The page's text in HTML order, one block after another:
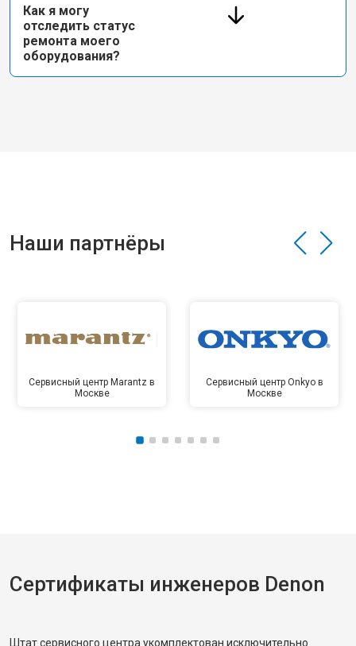
Как я могу
отследить статус
ремонта моего
оборудования?
Наши партнёры
Сервисный центр Marantz в
Москве
Сервисный центр Onkyo в
Москве
Сертификаты инженеров Denon
Штат сервисного центра укомплектован исключительно